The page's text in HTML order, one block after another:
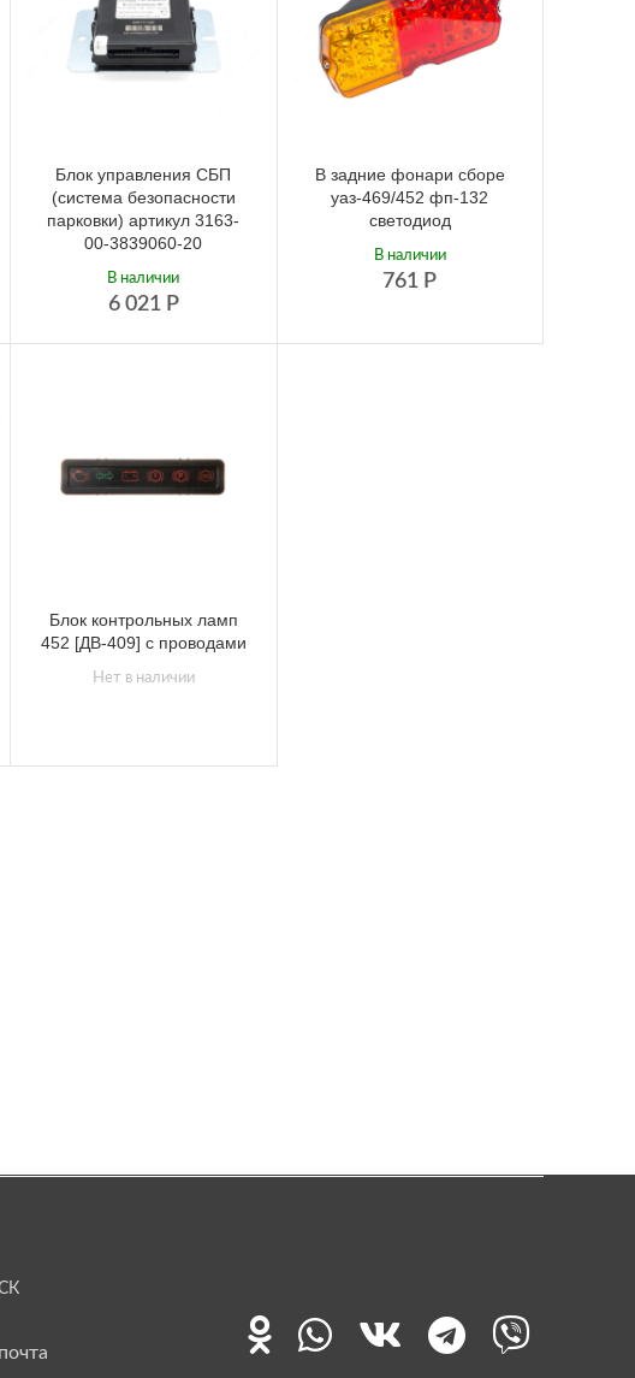
Блок управления СБП
(система безопасности
парковки) артикул 3163-
00-3839060-20
6 021 Р
В наличии
В задние фонари сборе
уаз-469/452 фп-132
светодиод
761 Р
В наличии
Блок контрольных ламп
452 [ДВ-409] с проводами
Нет в наличии